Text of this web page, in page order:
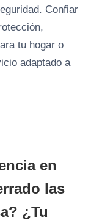
Confiar
tu hogar o
adaptado a
en
las
¿Tu